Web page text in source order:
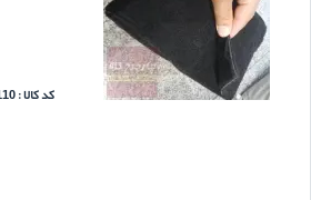
کد کالا : 7110